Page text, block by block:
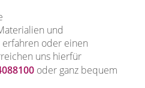
und
oder einen
uns hierfür
oder ganz bequem